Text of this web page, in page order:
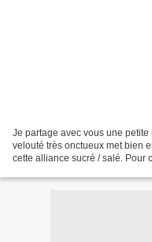
Je partage avec vous une
velouté très onctueux met bien
cette alliance sucré / salé. Pour